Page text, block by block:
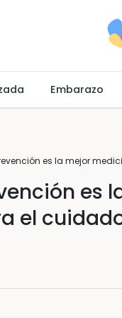
Embarazo
es la mejor
es
el